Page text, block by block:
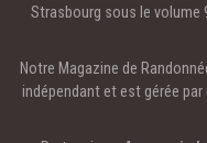
Strasbourg sous le volume
Notre Magazine de
indépendant et est gérée